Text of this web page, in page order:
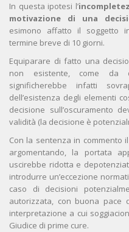
In questa ipotesi l’
motivazione
di una
esimono affatto il soggetto
termine breve di 10 giorni.
Equiparare di fatto una
non esistente, come da
significherebbe infatti
dell’esistenza degli elementi
decisione sull’oscuramento
validità (la decisione è
Con la sentenza in commento
argomentando, la portata
uscirebbe ridotta e
introdurre un’eccezione
caso di decisioni
autorizzata, con buona pace
interpretazione a cui
Giudice di prime cure.